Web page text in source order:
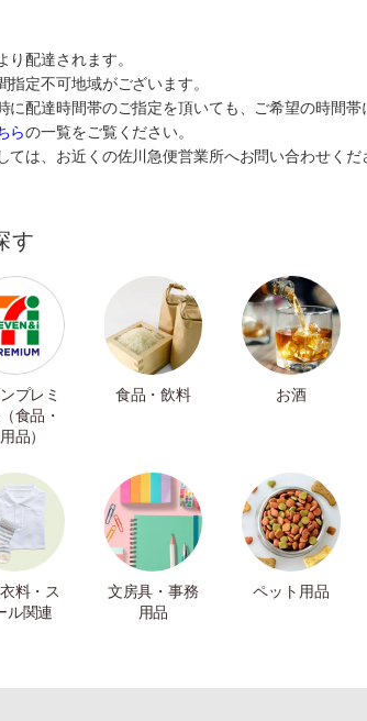
り配達されます。
定不可地域がございます。
に配達時間帯のご指定を頂いても、ご希望の時間帯
らの一覧をご覧ください。
ては、お近くの佐川急便営業所へお問い合わせくだ
す
プレミ
食品・
品）
食品・飲料 お酒
料・ス
ル関連
文房具・事務
用品
ペット用品